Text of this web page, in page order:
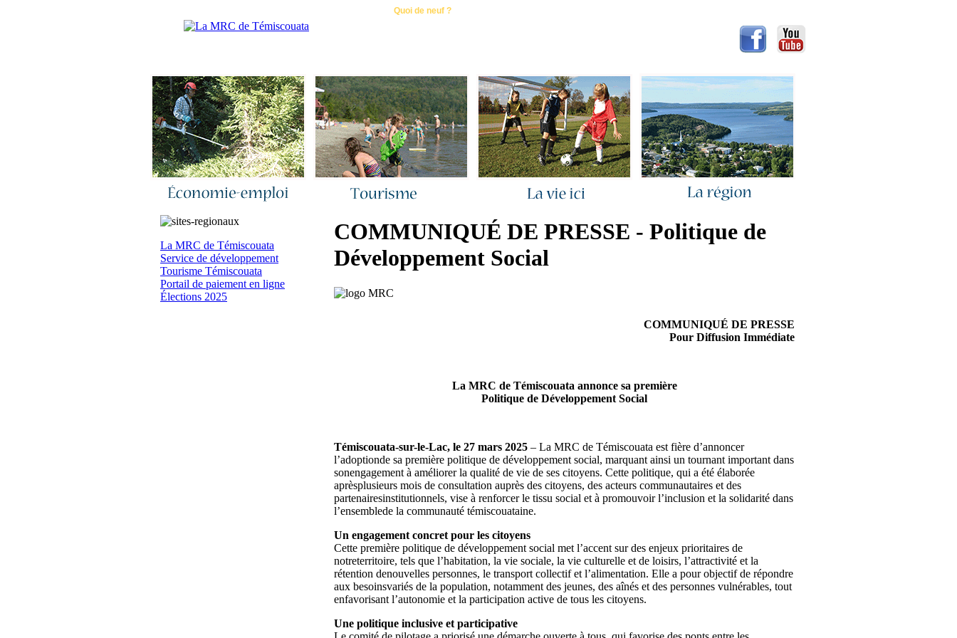
Quoi de neuf ?
La MRC de Témiscouata
Service de développement
Tourisme Témiscouata
Portail de paiement en ligne
Élections 2025
COMMUNIQUÉ DE PRESSE - Politique de
Développement Social
COMMUNIQUÉ DE PRESSE
Pour Diffusion Immédiate
La MRC de Témiscouata annonce sa première
Politique de Développement Social
Témiscouata-sur-le-Lac, le 27 mars 2025 – La MRC de Témiscouata est fière d’annoncer
l’adoptionde sa première politique de développement social, marquant ainsi un tournant important dans
sonengagement à améliorer la qualité de vie de ses citoyens. Cette politique, qui a été élaborée
aprèsplusieurs mois de consultation auprès des citoyens, des acteurs communautaires et des
partenairesinstitutionnels, vise à renforcer le tissu social et à promouvoir l’inclusion et la solidarité dans
l’ensemblede la communauté témiscouataine.
Un engagement concret pour les citoyens
Cette première politique de développement social met l’accent sur des enjeux prioritaires de
notreterritoire, tels que l’habitation, la vie sociale, la vie culturelle et de loisirs, l’attractivité et la
rétention denouvelles personnes, le transport collectif et l’alimentation. Elle a pour objectif de répondre
aux besoinsvariés de la population, notamment des jeunes, des aînés et des personnes vulnérables, tout
enfavorisant l’autonomie et la participation active de tous les citoyens.
Une politique inclusive et participative